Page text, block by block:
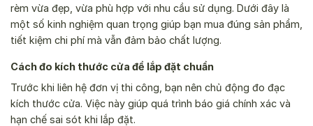
rèm vừa đẹp, vừa phù hợp với nhu cầu sử dụng. Dưới đây là
một số kinh nghiệm quan trọng giúp bạn mua đúng sản phẩm,
tiết kiệm chi phí mà vẫn đảm bảo chất lượng.
Cách đo kích thước cửa để lắp đặt chuẩn
Trước khi liên hệ đơn vị thi công, bạn nên chủ động đo đạc
kích thước cửa. Việc này giúp quá trình báo giá chính xác và
hạn chế sai sót khi lắp đặt.